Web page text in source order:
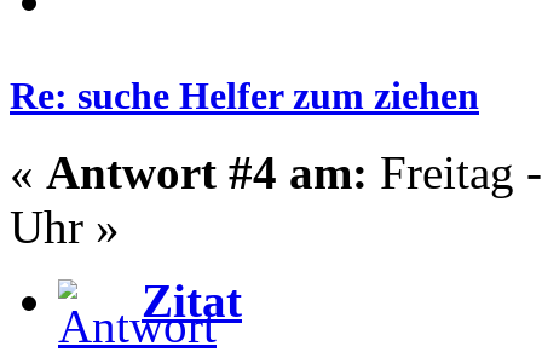
Re: suche Helfer zum ziehen
« Antwort #4 am: Freitag
Uhr »
Zitat